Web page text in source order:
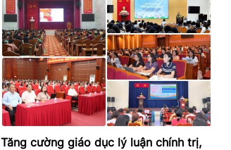
Tăng cường giáo dục lý luận chính trị,